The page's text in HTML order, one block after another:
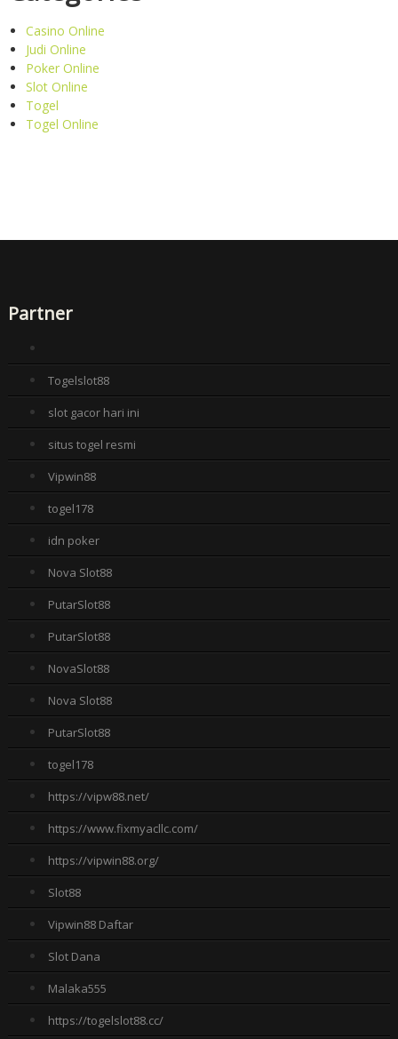
Casino Online
Judi Online
Poker Online
Slot Online
Togel
Togel Online
Partner
Togelslot88
slot gacor hari ini
situs togel resmi
Vipwin88
togel178
idn poker
Nova Slot88
PutarSlot88
PutarSlot88
NovaSlot88
Nova Slot88
PutarSlot88
togel178
https://vipw88.net/
https://www.fixmyacllc.com/
https://vipwin88.org/
Slot88
Vipwin88 Daftar
Slot Dana
Malaka555
https://togelslot88.cc/